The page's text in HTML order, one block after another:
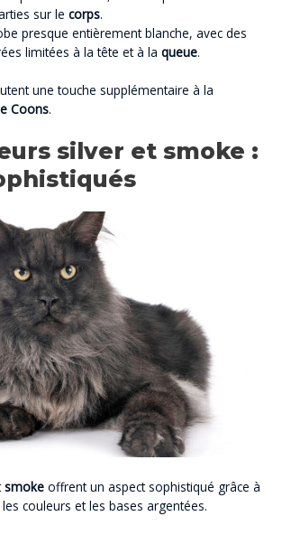
sur lecorps.
presque entièrement blanche, avec des
limitées à la tête et à laqueue.
une touche supplémentaire à la
Coons.
silver et smoke :
smoke offrent un aspect sophistiqué grâce à
couleurs et les bases argentées.